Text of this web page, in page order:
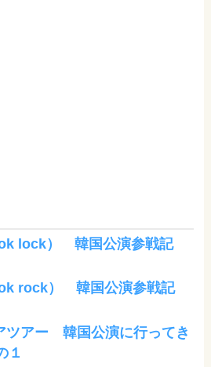
ok lock） 韓国公演参戦記
ok rock） 韓国公演参戦記
ツアー 韓国公演に行ってき
１